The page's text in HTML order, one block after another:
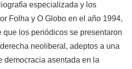
especializada y los
Folha y O Globo en el año 1994,
los periódicos se presentaron
neoliberal, adeptos a una
democracia asentada en la